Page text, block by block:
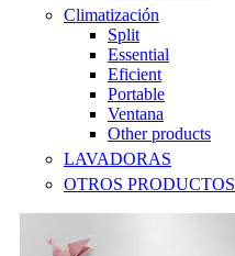
Climatización
Split
Essential
Eficient
Portable
Ventana
Other products
LAVADORAS
OTROS PRODUCTOS